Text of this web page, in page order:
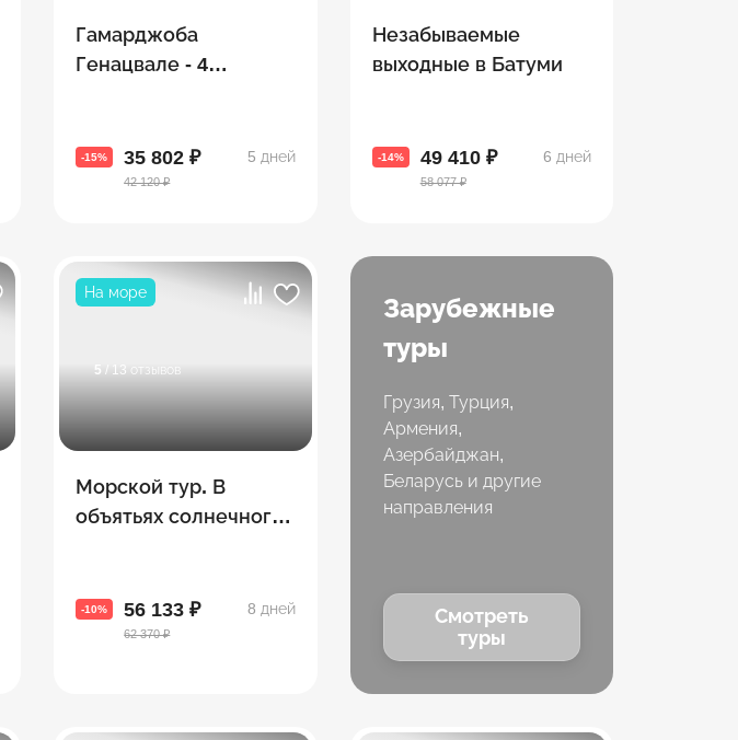
Гамарджоба
Генацвале - 4
-15% 35 802 ₽
42 120 ₽
5 дней
Незабываемые
выходные в Батуми
-14% 49 410 ₽
58 077 ₽
6 дней
На море
5 / 13 отзывов
Морской тур. В
объятьях солнечного
-10% 56 133 ₽
62 370 ₽
8 дней
Зарубежные
туры
Грузия, Турция,
Армения,
Азербайджан,
Беларусь и другие
направления
Смотреть
туры